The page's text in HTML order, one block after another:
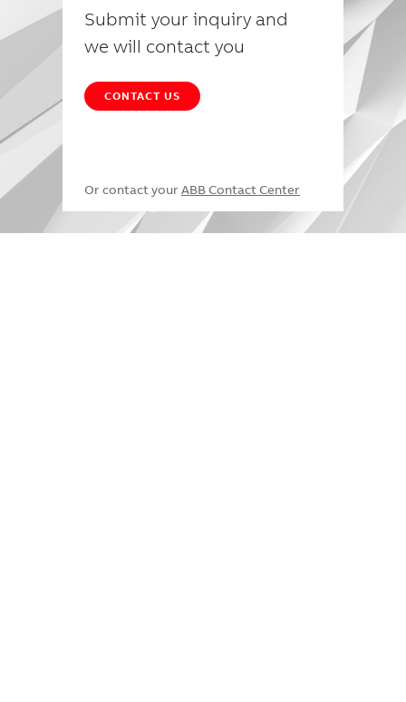
Submit your inquiry and
we will contact you
CONTACT US
Or contact your ABB Contact Center